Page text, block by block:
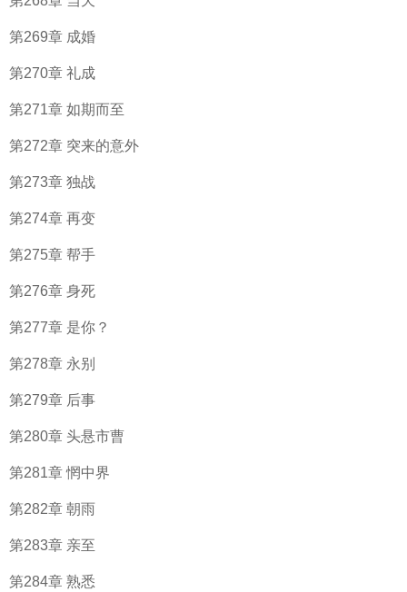
第269章 成婚
第270章 礼成
第271章 如期而至
第272章 突来的意外
第273章 独战
第274章 再变
第275章 帮手
第276章 身死
第277章 是你？
第278章 永别
第279章 后事
第280章 头悬市曹
第281章 惘中界
第282章 朝雨
第283章 亲至
第284章 熟悉